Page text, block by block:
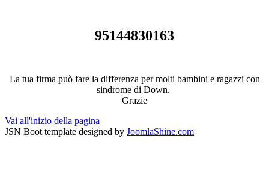
95144830163
La tua firma può fare la differenza per molti bambini e ragazzi con
sindrome di Down.
Grazie
Vai all'inizio della pagina
JSN Boot template designed by JoomlaShine.com